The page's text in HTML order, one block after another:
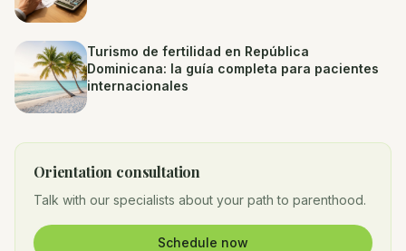
Turismo de fertilidad en República
Dominicana: la guía completa para pacientes
internacionales
Orientation consultation
Talk with our specialists about your path to parenthood.
Schedule now